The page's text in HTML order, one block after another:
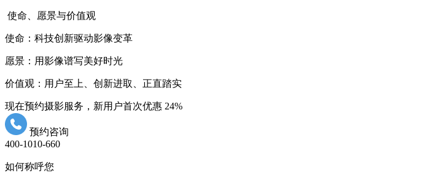
使命、愿景与价值观
使命：科技创新驱动影像变革
愿景：用影像谱写美好时光
价值观：用户至上、创新进取、正直踏实
现在预约摄影服务，新用户首次优惠 24%
预约咨询
400-1010-660
如何称呼您